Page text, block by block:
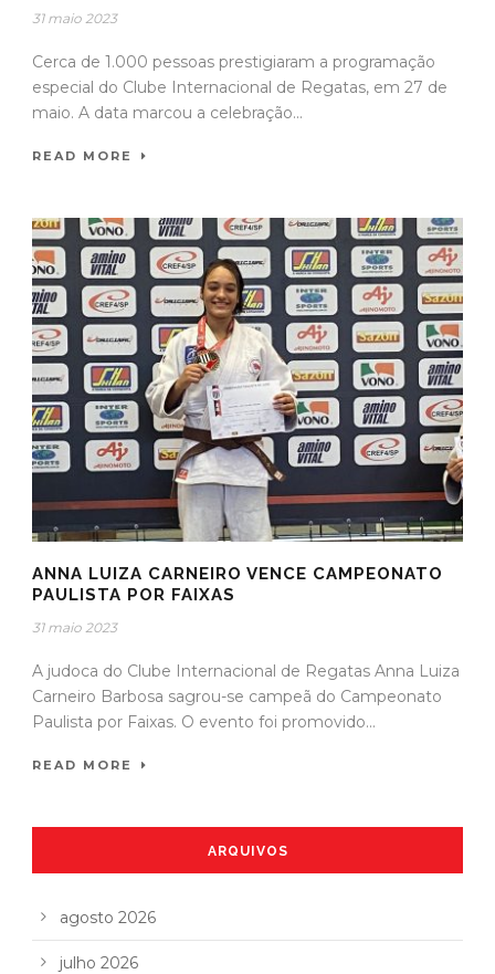
31 maio 2023
Cerca de 1.000 pessoas prestigiaram a programação
especial do Clube Internacional de Regatas, em 27 de
maio. A data marcou a celebração...
READ MORE
ANNA LUIZA CARNEIRO VENCE CAMPEONATO
PAULISTA POR FAIXAS
31 maio 2023
A judoca do Clube Internacional de Regatas Anna Luiza
Carneiro Barbosa sagrou-se campeã do Campeonato
Paulista por Faixas. O evento foi promovido...
READ MORE
ARQUIVOS
agosto 2026
julho 2026